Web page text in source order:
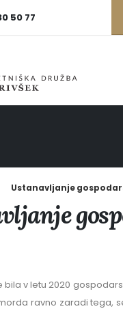
50 77
Ustanavljanje
bila v letu 2020
ravno zaradi tega,